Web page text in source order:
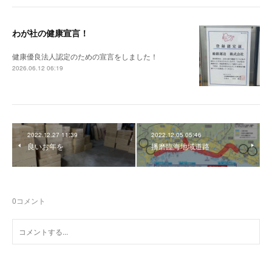
わが社の健康宣言！
健康優良法人認定のための宣言をしました！
2026.06.12 06:19
2022.12.27 11:39
良いお年を
2022.12.05 05:46
播磨臨海地域道路
0コメント